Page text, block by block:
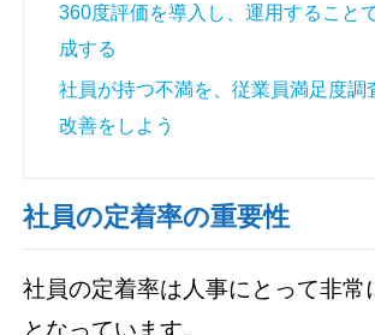
360度評価を導入し、運用すること
成する
社員が持つ不満を、従業員満足度調
改善をしよう
社員の定着率の重要性
社員の定着率は人事にとって非常
となっています。